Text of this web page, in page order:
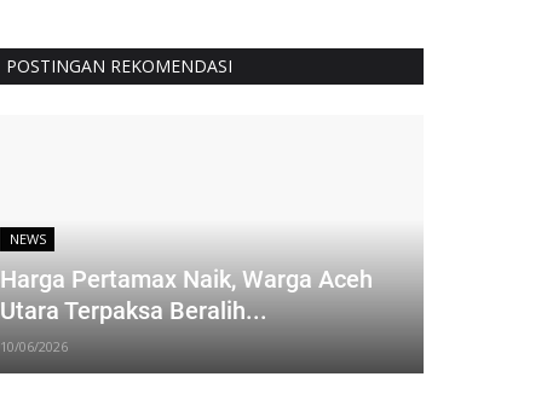
POSTINGAN REKOMENDASI
NEWS
Harga Pertamax Naik, Warga Aceh
Utara Terpaksa Beralih...
10/06/2026